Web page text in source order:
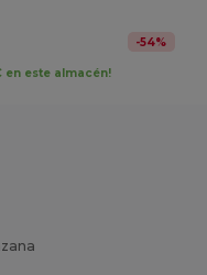
-54%
en este almacén!